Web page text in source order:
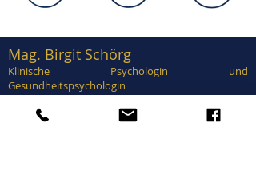
Mag. Birgit Schörg
Klinische Psychologin und
Gesundheitspsychologin
Supervisorin, EuroPsy zertifiziert
Zertifiziert in Traumatherapie, EMDR,